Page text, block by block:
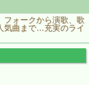
フォークから演歌、歌
気曲まで…充実のライ